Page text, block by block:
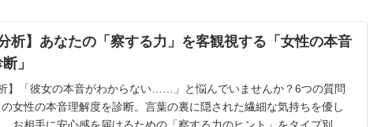
分析】あなたの「察する力」を客観視する「女性の本音
」
析】「彼女の本音がわからない……」と悩んでいませんか？6つの質問
女性の本音理解度を診断。言葉の裏に隠された繊細な気持ちを優し